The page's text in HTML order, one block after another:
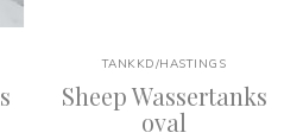
TANKKD/HASTINGS
Sheep Wassertanks
oval